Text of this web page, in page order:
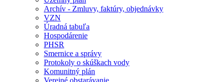
Archív - Zmluvy, faktúry, objednávky
VZN
Úradná tabuľa
Hospodárenie
PHSR
Smernice a správy
Protokoly o skúškach vody
Komunitný plán
Verejné obstarávanie